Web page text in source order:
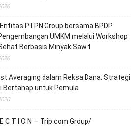
Entitas PTPN Group bersama BPDP
UMKM melalui Workshop
Berbasis Minyak Sawit
Averaging dalam Reksa Dana: Strategi
Bertahap untuk Pemula
C T I O N — Trip.com Group/